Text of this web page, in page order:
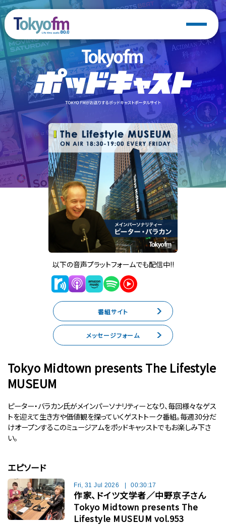
以下の音声プラットフォームでも配信中!!
番組サイト
メッセージフォーム
Tokyo Midtown presents The Lifestyle
MUSEUM
ピーター・バラカン氏がメインパーソナリティーとなり、毎回様々なゲス
トを迎えて生き方や価値観を探っていくゲストトーク番組。毎週30分だ
けオープンするこのミュージアムをポッドキャッストでもお楽しみ下さ
い。
エピソード
Fri, 31 Jul 2026 00:30:17
作家、ドイツ文学者／中野京子さん
Tokyo Midtown presents The
Lifestyle MUSEUM vol.953